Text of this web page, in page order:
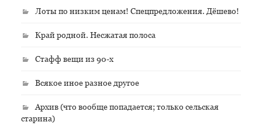
Лоты по низким ценам! Спецпредложения. Дёшево!
Край родной. Несжатая полоса
Стафф вещи из 90-х
Всякое иное разное другое
Архив (что вообще попадается; только сельская
старина)